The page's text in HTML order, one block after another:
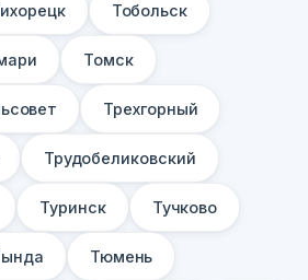
Тобольск
Томск
Трехгорный
Трудобеликовский
Туринск Тучково
Тюмень